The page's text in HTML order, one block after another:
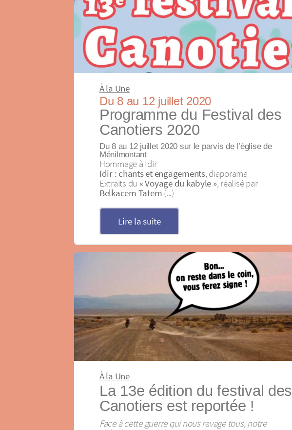
À la Une
Du 8 au 12 juillet 2020
Programme du Festival des
Canotiers 2020
Du 8 au 12 juillet 2020 sur le parvis de l’église de
Ménilmontant
Hommage à Idir
Idir : chants et engagements, diaporama
Extraits du « Voyage du kabyle », réalisé par
Belkacem Tatem (...)
Lire la suite
À la Une
La 13e édition du festival des
Canotiers est reportée !
Face à cette guerre qui nous ravage tous, notre